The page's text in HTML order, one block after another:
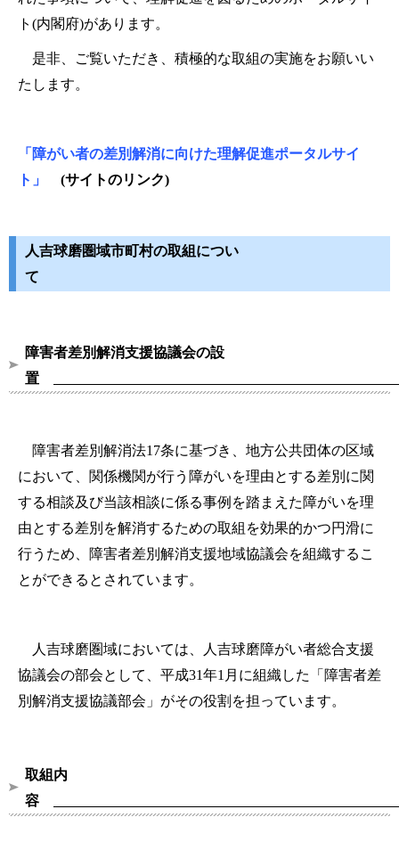
ト (内閣府)があります。
是非、ご覧いただき、積極的な取組の実施をお願いい
たします。
「障がい者の差別解消に向けた理解促進ポータルサイ
ト」
(サイトのリンク)
人吉球磨圏域市町村の取組につい
障害者差別解消支援協議会の設
置
障害者差別解消法17条に基づき、地方公共団体の区域
において、関係機関が行う障がいを理由とする差別 に関
する相談及び当該相談に係る事例を踏まえた障がいを理
由とする差別を解消するための取組を効果的かつ円滑に
行うため、障害者差別解消支援地域協議会を組織するこ
とができるとされています。
人吉球磨圏域においては、人吉球磨障がい者総合支援
協議会の部会として、平成31年1月に組織した
「障害者差
別解消支援協議部会」がその役割を担っています。
取組内
容